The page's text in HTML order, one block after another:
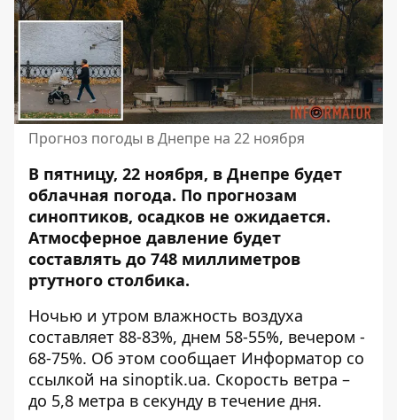
Прогноз погоды в Днепре на 22 ноября
В пятницу, 22 ноября, в Днепре будет
облачная погода. По прогнозам
синоптиков, осадков не ожидается.
Атмосферное давление будет
составлять до 748 миллиметров
ртутного столбика.
Ночью и утром влажность воздуха
составляет 88-83%, днем ​​58-55%, вечером -
68-75%. Об этом сообщает Информатор со
ссылкой на sinoptik.ua. Скорость ветра –
до 5,8 метра в секунду в течение дня.